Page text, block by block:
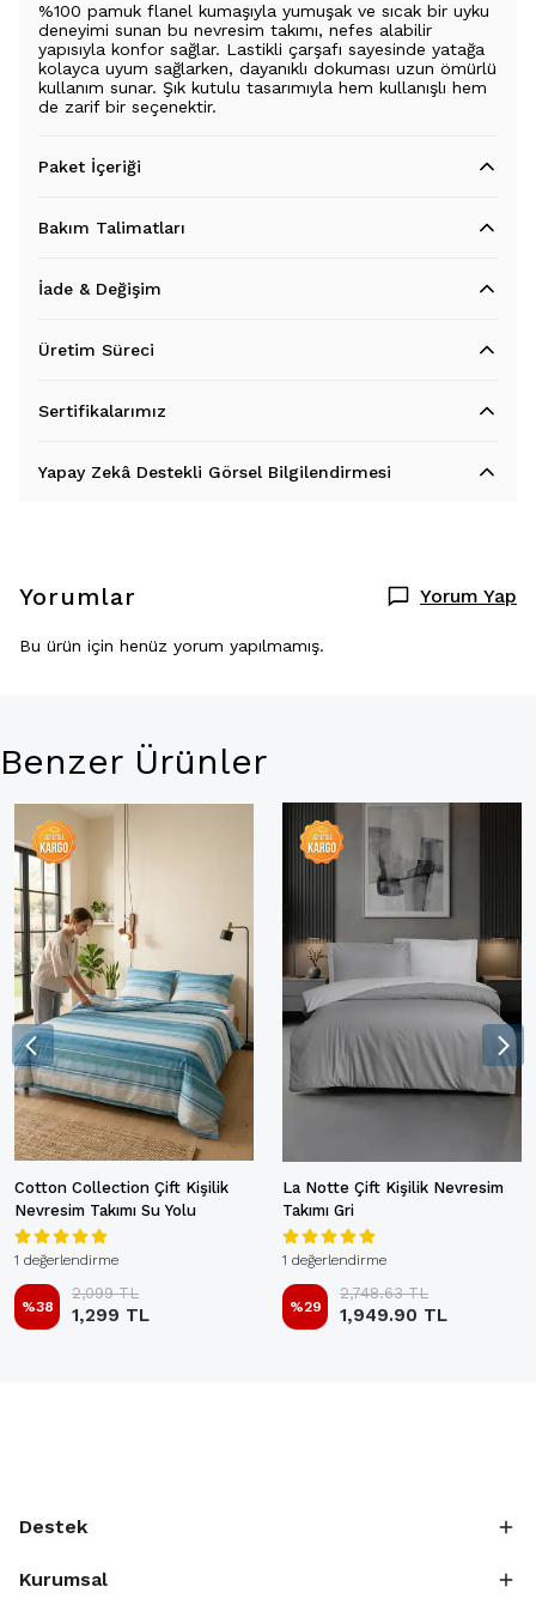
%100 pamuk flanel kumaşıyla yumuşak ve sıcak bir uyku
deneyimi sunan bu nevresim takımı, nefes alabilir
yapısıyla konfor sağlar. Lastikli çarşafı sayesinde yatağa
kolayca uyum sağlarken, dayanıklı dokuması uzun ömürlü
kullanım sunar. Şık kutulu tasarımıyla hem kullanışlı hem
de zarif bir seçenektir.
Paket İçeriği
Bakım Talimatları
İade & Değişim
Üretim Süreci
Sertifikalarımız
Yapay Zekâ Destekli Görsel Bilgilendirmesi
Yorumlar Yorum Yap
Bu ürün için henüz yorum yapılmamış.
Benzer Ürünler
Cotton Collection Çift Kişilik
Nevresim Takımı Su Yolu
1 değerlendirme
%38
2,099 TL
1,299 TL
La Notte Çift Kişilik Nevresim
Takımı Gri
1 değerlendirme
%29
2,748.63 TL
1,949.90 TL
Destek
Kurumsal